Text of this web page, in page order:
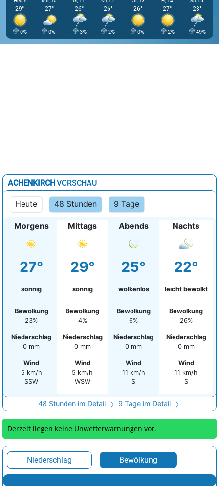
29°
0%
27°
0%
26°
3%
26°
2%
26°
0%
27°
2%
23°
49%
ACHENKIRCHVORSCHAU
Heute 48 Stunden 9 Tage
Morgens
27°
sonnig
Bewölkung
23%
Niederschlag
0 mm
Wind
5 km/h
SSW
Mittags
29°
sonnig
Bewölkung
4%
Niederschlag
0 mm
Wind
5 km/h
WSW
Abends
25°
wolkenlos
Bewölkung
6%
Niederschlag
0 mm
Wind
11 km/h
S
Nachts
22°
leicht bewölkt
Bewölkung
26%
Niederschlag
0 mm
Wind
11 km/h
S
48 Stunden im Detail 9 Tage im Detail
Derzeit liegen keine Unwetterwarnungen vor.
Niederschlag Bewölkung